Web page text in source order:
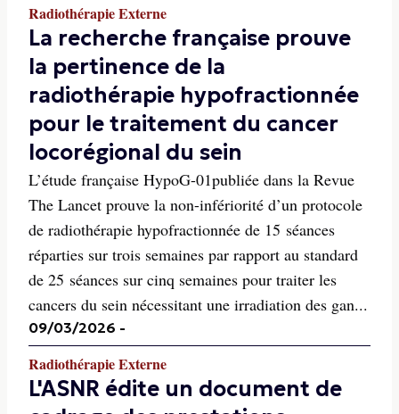
Radiothérapie Externe
La recherche française prouve
la pertinence de la
radiothérapie hypofractionnée
pour le traitement du cancer
locorégional du sein
L’étude française HypoG-01publiée dans la Revue
The Lancet prouve la non-infériorité d’un protocole
de radiothérapie hypofractionnée de 15 séances
réparties sur trois semaines par rapport au standard
de 25 séances sur cinq semaines pour traiter les
cancers du sein nécessitant une irradiation des gan...
09/03/2026 -
Radiothérapie Externe
L'ASNR édite un document de